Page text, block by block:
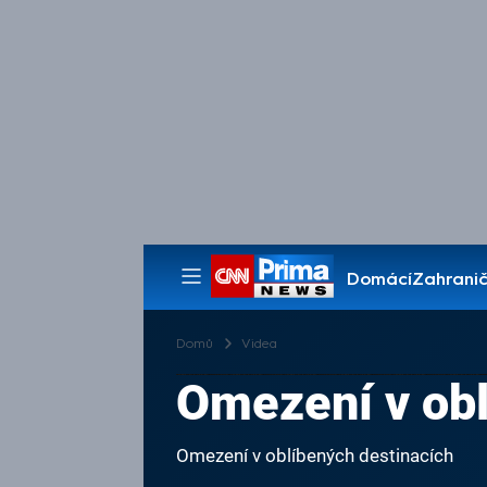
Domácí
Pořady
Domů Videa
Omezení v
Omezení v oblíbených destinacích